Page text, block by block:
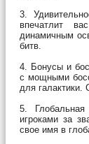
3.
впечатлит
динамичным
битв.
4. Бонусы и
с мощными
для галактики.
5.
игроками за
свое имя в